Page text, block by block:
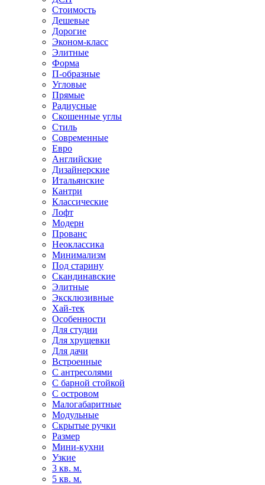
Стоимость
Дешевые
Дорогие
Эконом-класс
Элитные
Форма
П-образные
Угловые
Прямые
Радиусные
Скошенные углы
Стиль
Современные
Евро
Английские
Дизайнерские
Итальянские
Кантри
Классические
Лофт
Модерн
Прованс
Неоклассика
Минимализм
Под старину
Скандинавские
Элитные
Эксклюзивные
Хай-тек
Особенности
Для студии
Для хрущевки
Для дачи
Встроенные
С антресолями
С барной стойкой
С островом
Малогабаритные
Модульные
Скрытые ручки
Размер
Мини-кухни
Узкие
3 кв. м.
5 кв. м.